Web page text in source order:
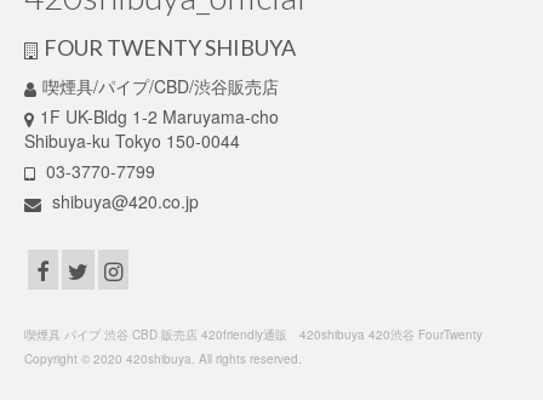
FOUR TWENTY SHIBUYA
喫煙具/パイプ/CBD/渋谷販売店
1F UK-Bldg 1-2 Maruyama-cho
Shibuya-ku Tokyo 150-0044
03-3770-7799
shibuya@420.co.jp
喫煙具 パイプ 渋谷 CBD 販売店 420friendly通販 420shibuya 420渋谷 FourTwenty
Copyright © 2020 420shibuya. All rights reserved.